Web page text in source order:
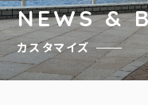
NEWS &
カスタマイズ